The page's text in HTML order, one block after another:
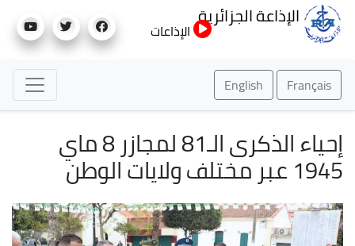
إلى
الإذاعة الجزائرية
الإذاعات
Français
English
إحياء الذكرى الـ81 لمجازر 8 ماي
1945 عبر مختلف ولايات الوطن